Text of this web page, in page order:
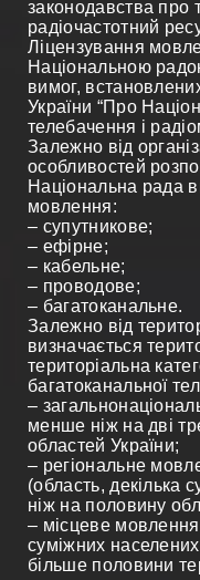
законодавства про
радіочастотний
Ліцензування
Національною
вимог,
України “Про
телебачення і
Залежно від
особливостей
Національна рада
мовлення:
– супутникове;
– ефірне;
– кабельне;
– проводове;
– багатоканальне.
Залежно від
визначається
територіальна
багатоканальної
–
менше ніж на дві
областей України;
– регіональне
(область, декілька
ніж на половину
– місцеве
суміжних
більше половини